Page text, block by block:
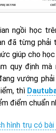
ngồi học
đã từng phải
giúp cho học
quy định
vướng
thì
điểm chuẩn
hình trụ có